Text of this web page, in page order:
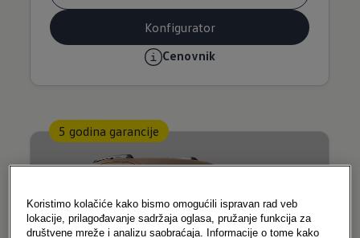
Konfigurator
Cenovnik
5 godina garancije
Koristimo kolačiće kako bismo omogućili ispravan rad veb
lokacije, prilagođavanje sadržaja oglasa, pružanje funkcija za
društvene mreže i analizu saobraćaja. Informacije o tome kako